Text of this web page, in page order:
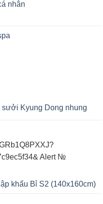
nhân
sưởi Kyung Dong nhung
Alert №
khẩu Bỉ S2 (140x160cm)